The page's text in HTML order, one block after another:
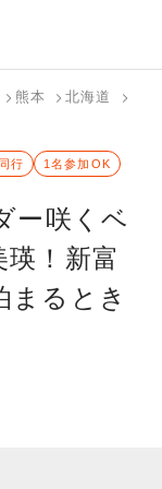
ら探す
熊本 北海道
ー咲くベ
！新富
まるとき
行 1名参加OK